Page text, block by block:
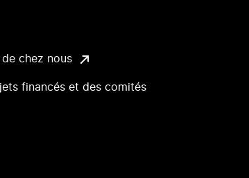
chez nous
financés et des comités